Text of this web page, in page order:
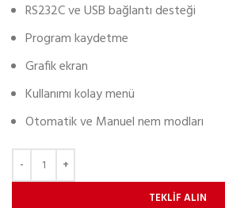
RS232C ve USB bağlantı desteği
Program kaydetme
Grafik ekran
Kullanımı kolay menü
Otomatik ve Manuel nem modları
TEKLIF ALIN